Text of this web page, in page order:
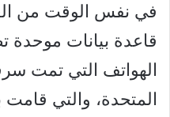
في نفس الوقت من
قاعدة بيانات موحدة
الهواتف التي تمت
المتحدة، والتي قامت